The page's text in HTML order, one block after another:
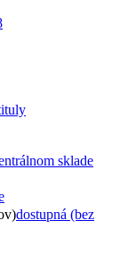
sklade
dostupná (bez